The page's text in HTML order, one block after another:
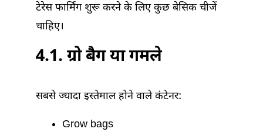
टेरेस फार्मिंग शुरू करने के लिए कुछ बेसिक चीजें
चाहिए।
4.1. ग्रो बैग या गमले
सबसे ज्यादा इस्तेमाल होने वाले कंटेनर:
Grow bags